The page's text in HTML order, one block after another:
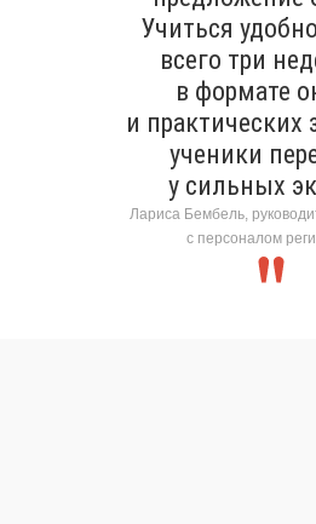
Учиться
всего три
в формате
и практических
ученики
у сильных
Лариса Бембель,
с персоналом